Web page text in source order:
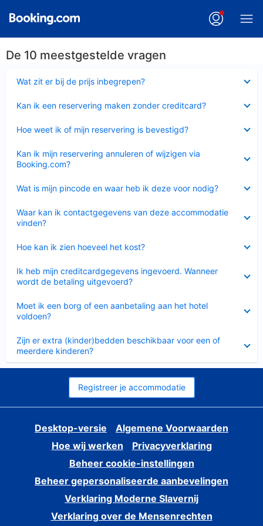
De 10 meestgestelde vragen
Wat zit er bij de prijs inbegrepen?
Kan ik een reservering maken zonder creditcard?
Hoe weet ik of mijn reservering is bevestigd?
Kan ik mijn reservering annuleren of wijzigen via
Booking.com?
Wat is mijn pincode en waar heb ik deze voor nodig?
Waar kan ik contactgegevens van deze accommodatie
vinden?
Hoe kan ik zien hoeveel het kost?
Ik heb mijn creditcardgegevens ingevoerd. Wanneer
wordt de betaling uitgevoerd?
Moet ik een borg of een aanbetaling aan het hotel
voldoen?
Zijn er extra (kinder)bedden beschikbaar voor een of
meerdere kinderen?
Registreer je accommodatie
Desktop-versie
Algemene Voorwaarden
Hoe wij werken
Privacyverklaring
Beheer cookie-instellingen
Beheer gepersonaliseerde aanbevelingen
Verklaring Moderne Slavernij
Verklaring over de Mensenrechten